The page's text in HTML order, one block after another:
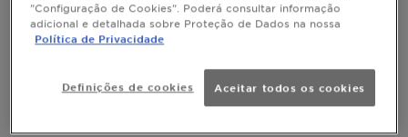
Resumo
-Passo 1: Escolhe a cor certa
: Prepara o equipamento
: Trabalha das raízes para
"Configuração de Cookies". Poderá consultar informação
adicional e detalhada sobre Proteção de Dados na nossa
Política de Privacidade
Definições de cookies Aceitar todos os cookies